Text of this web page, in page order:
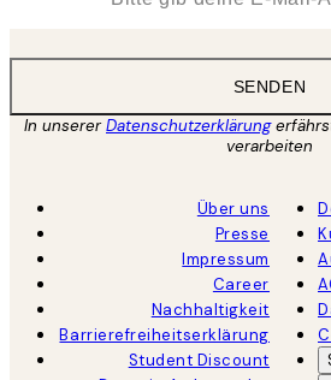
SENDEN
In unsererDatenschutzerklärung
verarbeiten
Über uns
Presse
Impressum
Career
Nachhaltigkeit
Barrierefreiheitserklärung
Student Discount